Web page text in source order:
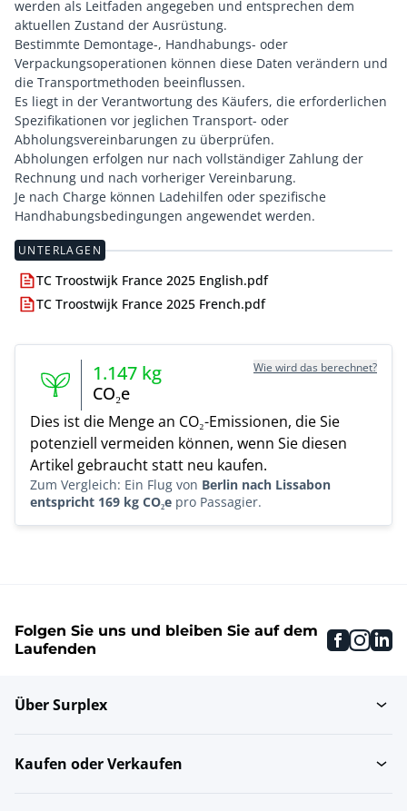
werden als Leitfaden angegeben und entsprechen dem
aktuellen Zustand der Ausrüstung.
Bestimmte Demontage-, Handhabungs- oder
Verpackungsoperationen können diese Daten verändern und
die Transportmethoden beeinflussen.
Es liegt in der Verantwortung des Käufers, die erforderlichen
Spezifikationen vor jeglichen Transport- oder
Abholungsvereinbarungen zu überprüfen.
Abholungen erfolgen nur nach vollständiger Zahlung der
Rechnung und nach vorheriger Vereinbarung.
Je nach Charge können Ladehilfen oder spezifische
Handhabungsbedingungen angewendet werden.
UNTERLAGEN
TC Troostwijk France 2025 English.pdf
TC Troostwijk France 2025 French.pdf
1.147 kg
CO₂e
Wie wird das berechnet?
Dies ist die Menge an CO₂-Emissionen, die Sie
potenziell vermeiden können, wenn Sie diesen
Artikel gebraucht statt neu kaufen.
Zum Vergleich: Ein Flug von Berlin nach Lissabon
entspricht 169 kg CO₂e pro Passagier.
Folgen Sie uns und bleiben Sie auf dem
Laufenden
Über Surplex
Kaufen oder Verkaufen